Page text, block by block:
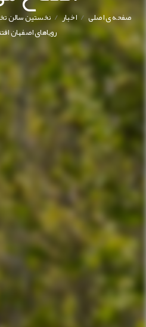
صفحه ی اصلی/ اخبار/نخستین سالن
رویاهای اصفهان